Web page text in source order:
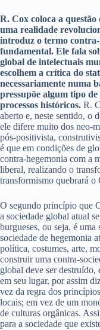
R. Cox coloca a
uma realidade
introduz o termo
fundamental. Ele fala
global de intelectuais
escolhem a crítica do
necessariamente numa
pressupõe algum tipo
processos históricos. R.
aberto e, neste sentido, o
ele difere muito dos neo-
pós-positivista,
é que em condições de
contra-hegemonia com a
liberal, realizando o
transformismo quebrará o
O segundo princípio que
a sociedade global atual
burgueses, ou seja, é uma
sociedade de hegemonia
política, costumes, arte,
construir uma contra-
global deve ser destruído,
em seu lugar, por assim
vez da regra dos
locais; em vez de um
de culturas orgânicas.
para a sociedade que